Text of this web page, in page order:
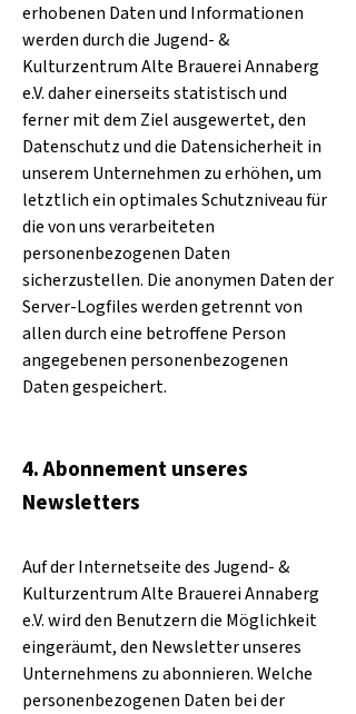
erhobenen Daten und Informationen
werden durch die Jugend- &
Kulturzentrum Alte Brauerei Annaberg
e.V. daher einerseits statistisch und
ferner mit dem Ziel ausgewertet, den
Datenschutz und die Datensicherheit in
unserem Unternehmen zu erhöhen, um
letztlich ein optimales Schutzniveau für
die von uns verarbeiteten
personenbezogenen Daten
sicherzustellen. Die anonymen Daten der
Server-Logfiles werden getrennt von
allen durch eine betroffene Person
angegebenen personenbezogenen
Daten gespeichert.
4. Abonnement unseres
Newsletters
Auf der Internetseite desJugend- &
Kulturzentrum Alte Brauerei Annaberg
e.V. wird den Benutzern die Möglichkeit
eingeräumt, den Newsletter unseres
Unternehmens zu abonnieren. Welche
personenbezogenen Daten bei der